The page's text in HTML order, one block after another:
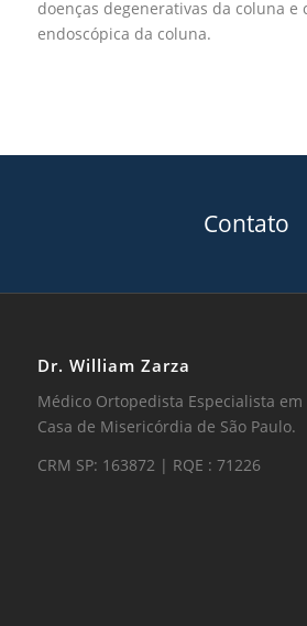
doenças degenerativas da coluna e
endoscópica da coluna.
Contato
Dr. William Zarza
Médico Ortopedista Especialista em
Casa de Misericórdia de São Paulo.
CRM SP: 163872 | RQE : 71226